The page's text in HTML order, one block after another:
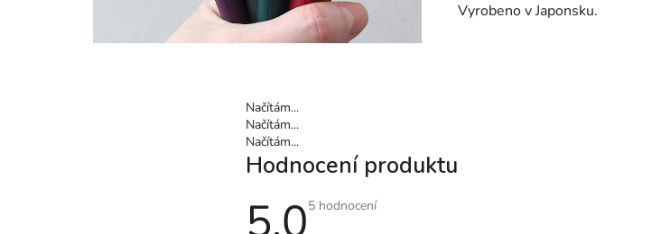
Vyrobeno v Japonsku.
Načítám...
Načítám...
Načítám...
Hodnocení produktu
5,0Průměrné
5 hodnocení